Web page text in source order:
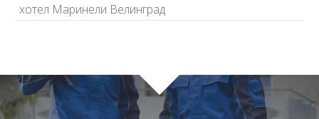
хотел Маринели Велинград